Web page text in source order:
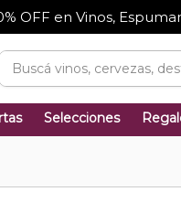
OFF en Vinos,
Selecciones